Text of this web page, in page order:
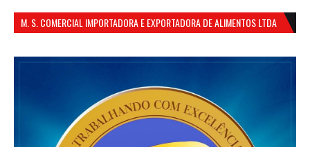
M. S. COMERCIAL IMPORTADORA E EXPORTADORA DE ALIMENTOS LTDA